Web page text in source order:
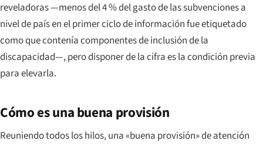
reveladoras —menos del 4 % del gasto de las subvenciones a
nivel de país en el primer ciclo de información fue etiquetado
como que contenía componentes de inclusión de la
discapacidad—, pero disponer de la cifra es la condición previa
para elevarla.
Cómo es una buena provisión
Reuniendo todos los hilos, una «buena provisión» de atención